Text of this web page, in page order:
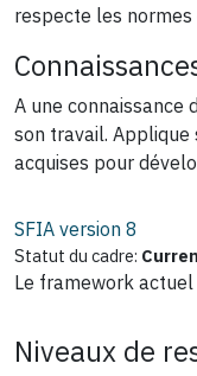
respecte les
A une connaissance
son travail. Applique
acquises pour
SFIA version 8
Statut du cadre:
Le framework actuel
Niveaux de